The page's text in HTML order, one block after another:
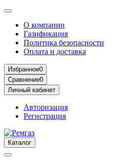
О компании
Газификация
Политика безопасности
Оплата и доставка
Избранное0
Сравнение0
Личный кабинет
Авторизация
Регистрация
Каталог